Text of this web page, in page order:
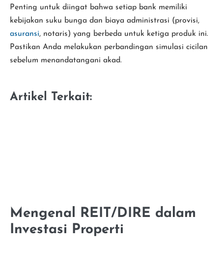
Penting untuk diingat bahwa setiap bank memiliki
kebijakan suku bunga dan biaya administrasi (provisi,
asuransi, notaris) yang berbeda untuk ketiga produk ini.
Pastikan Anda melakukan perbandingan simulasi cicilan
sebelum menandatangani akad.
Artikel Terkait:
Mengenal REIT/DIRE dalam
Investasi Properti